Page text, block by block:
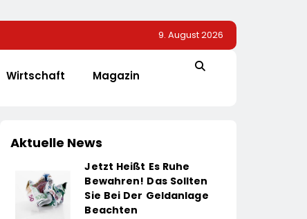
9. August 2026
Wirtschaft Magazin
Aktuelle News
Jetzt Heißt Es Ruhe
Bewahren! Das Sollten
Sie Bei Der Geldanlage
Beachten